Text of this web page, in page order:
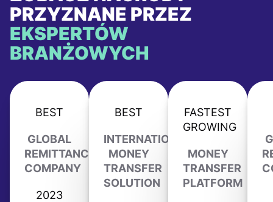
PRZYZNANE PRZEZ
EKSPERTÓW
BRANŻOWYCH
BEST
GLOBAL
REMITTANCE
COMPANY
2023
BEST
INTERNATIONAL
MONEY
TRANSFER
SOLUTION
FASTEST
GROWING
MONEY
TRANSFER
PLATFORM